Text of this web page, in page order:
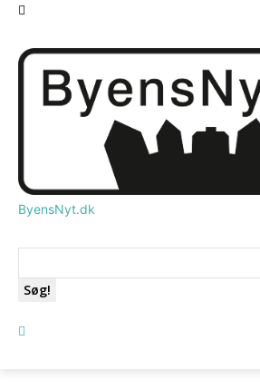
ByensNyt.dk
Søg!